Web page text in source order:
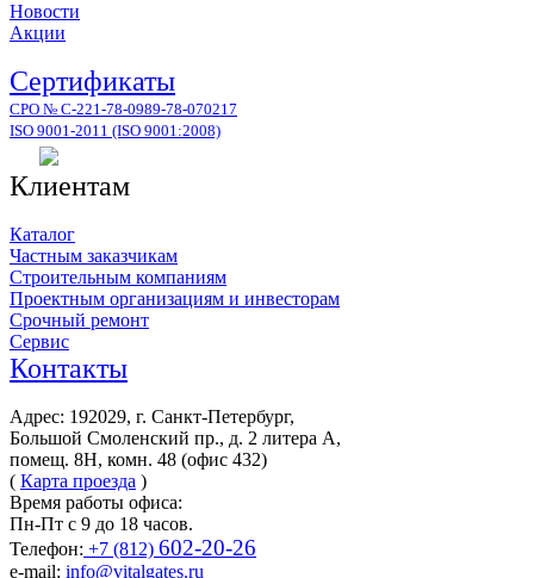
Новости
Акции
Сертификаты
СРО № С-221-78-0989-78-070217
ISO 9001-2011 (ISO 9001:2008)
Клиентам
Каталог
Частным заказчикам
Строительным компаниям
Проектным организациям и инвесторам
Срочный ремонт
Сервис
Контакты
Адрес: 192029, г. Санкт-Петербург,
Большой Смоленский пр., д. 2 литера А,
помещ. 8Н, комн. 48 (офис 432)
( Карта проезда )
Время работы офиса:
Пн-Пт с 9 до 18 часов.
Телефон: +7 (812) 602-20-26
e-mail: info@vitalgates.ru